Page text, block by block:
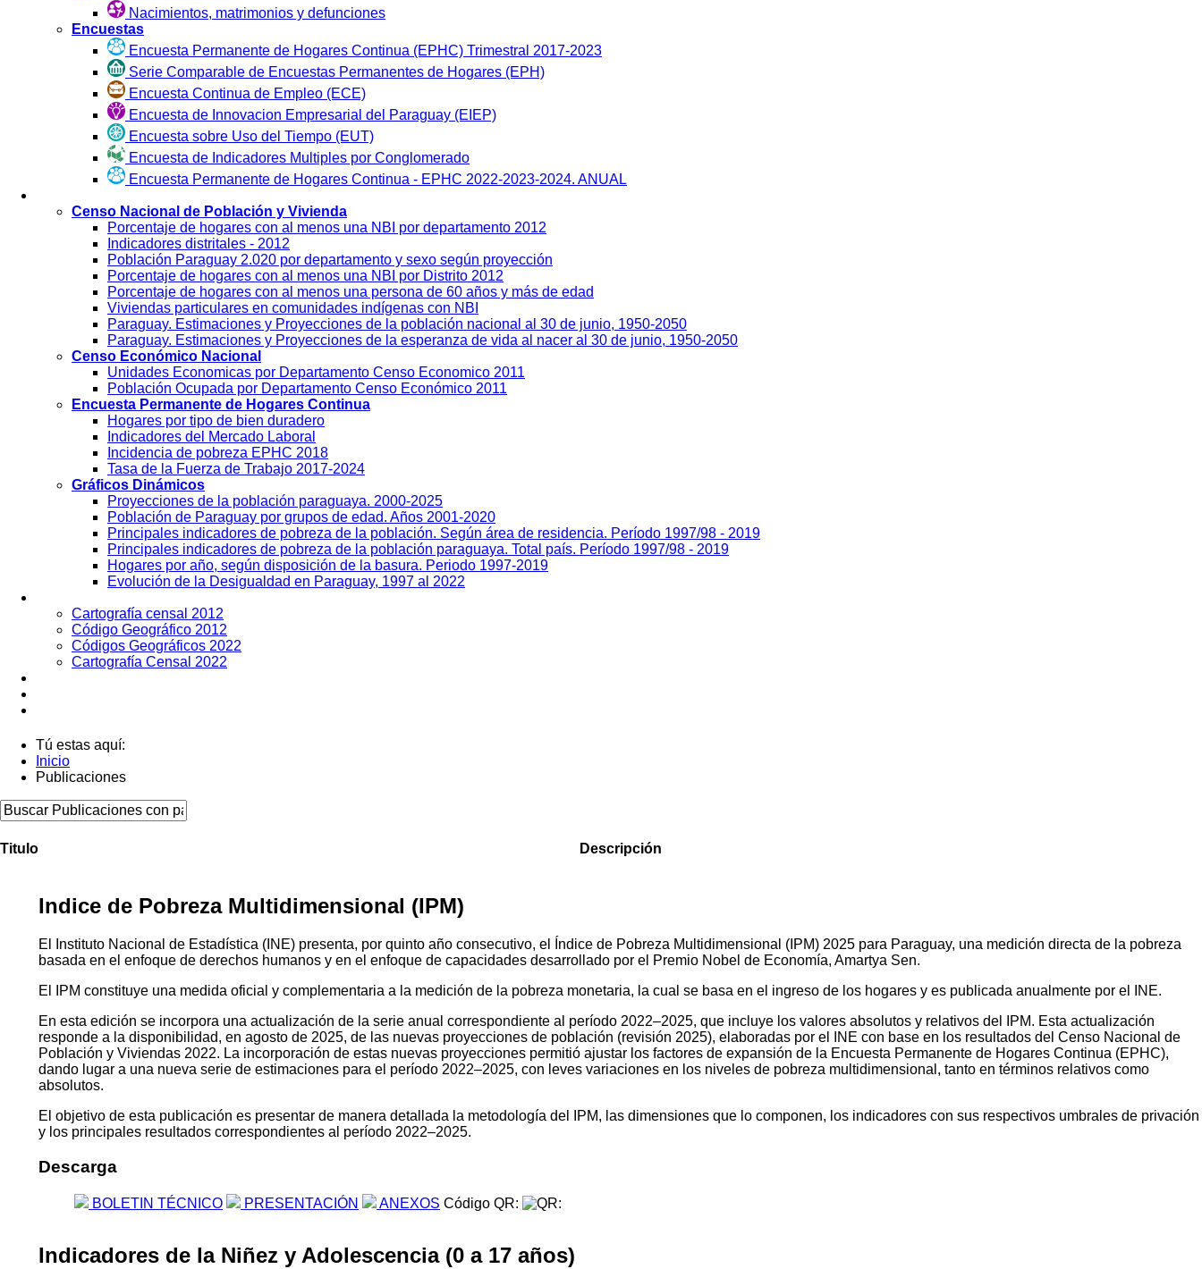
Nacimientos, matrimonios y defunciones
Encuestas
Encuesta Permanente de Hogares Continua (EPHC) Trimestral 2017-2023
Serie Comparable de Encuestas Permanentes de Hogares (EPH)
Encuesta Continua de Empleo (ECE)
Encuesta de Innovacion Empresarial del Paraguay (EIEP)
Encuesta sobre Uso del Tiempo (EUT)
Encuesta de Indicadores Multiples por Conglomerado
Encuesta Permanente de Hogares Continua - EPHC 2022-2023-2024. ANUAL
Censo Nacional de Población y Vivienda
Porcentaje de hogares con al menos una NBI por departamento 2012
Indicadores distritales - 2012
Población Paraguay 2.020 por departamento y sexo según proyección
Porcentaje de hogares con al menos una NBI por Distrito 2012
Porcentaje de hogares con al menos una persona de 60 años y más de edad
Viviendas particulares en comunidades indígenas con NBI
Paraguay. Estimaciones y Proyecciones de la población nacional al 30 de junio, 1950-2050
Paraguay. Estimaciones y Proyecciones de la esperanza de vida al nacer al 30 de junio, 1950-2050
Censo Económico Nacional
Unidades Economicas por Departamento Censo Economico 2011
Población Ocupada por Departamento Censo Económico 2011
Encuesta Permanente de Hogares Continua
Hogares por tipo de bien duradero
Indicadores del Mercado Laboral
Incidencia de pobreza EPHC 2018
Tasa de la Fuerza de Trabajo 2017-2024
Gráficos Dinámicos
Proyecciones de la población paraguaya. 2000-2025
Población de Paraguay por grupos de edad. Años 2001-2020
Principales indicadores de pobreza de la población. Según área de residencia. Período 1997/98 - 2019
Principales indicadores de pobreza de la población paraguaya. Total país. Período 1997/98 - 2019
Hogares por año, según disposición de la basura. Periodo 1997-2019
Evolución de la Desigualdad en Paraguay, 1997 al 2022
Cartografía censal 2012
Código Geográfico 2012
Códigos Geográficos 2022
Cartografía Censal 2022
Tú estas aquí:
Inicio
Publicaciones
Titulo Descripción
Indice de Pobreza Multidimensional (IPM)
El Instituto Nacional de Estadística (INE) presenta, por quinto año consecutivo, el Índice de Pobreza Multidimensional (IPM) 2025 para Paraguay, una medición directa de la pobreza
basada en el enfoque de derechos humanos y en el enfoque de capacidades desarrollado por el Premio Nobel de Economía, Amartya Sen.
El IPM constituye una medida oficial y complementaria a la medición de la pobreza monetaria, la cual se basa en el ingreso de los hogares y es publicada anualmente por el INE.
En esta edición se incorpora una actualización de la serie anual correspondiente al período 2022–2025, que incluye los valores absolutos y relativos del IPM. Esta actualización
responde a la disponibilidad, en agosto de 2025, de las nuevas proyecciones de población (revisión 2025), elaboradas por el INE con base en los resultados del Censo Nacional de
Población y Viviendas 2022. La incorporación de estas nuevas proyecciones permitió ajustar los factores de expansión de la Encuesta Permanente de Hogares Continua (EPHC),
dando lugar a una nueva serie de estimaciones para el período 2022–2025, con leves variaciones en los niveles de pobreza multidimensional, tanto en términos relativos como
absolutos.
El objetivo de esta publicación es presentar de manera detallada la metodología del IPM, las dimensiones que lo componen, los indicadores con sus respectivos umbrales de privación
y los principales resultados correspondientes al período 2022–2025.
Descarga
BOLETIN TÉCNICO PRESENTACIÓN ANEXOS Código QR:
Indicadores de la Niñez y Adolescencia (0 a 17 años)